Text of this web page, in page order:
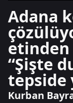
Adana
etinden
“Şişte
tepside
Kurban